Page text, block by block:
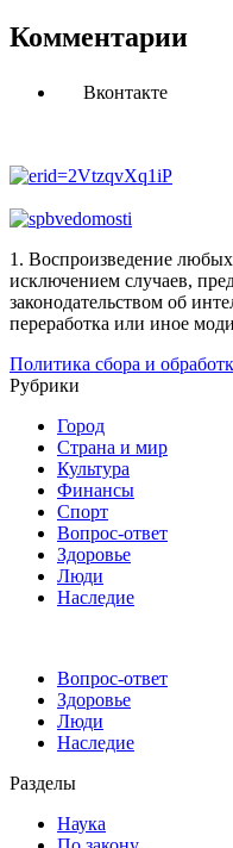
Комментарии
Вконтакте
1. Воспроизведение любых
исключением случаев,
законодательством об
переработка или иное
Политика сбора и
Рубрики
Город
Страна и мир
Культура
Финансы
Спорт
Вопрос-ответ
Здоровье
Люди
Наследие
Вопрос-ответ
Здоровье
Люди
Наследие
Разделы
Наука